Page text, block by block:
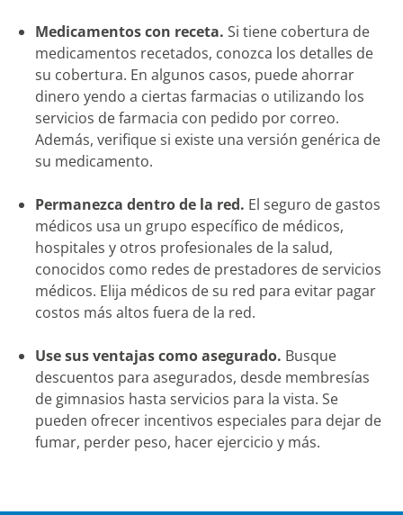
Medicamentos con receta. Si tiene cobertura de
medicamentos recetados, conozca los detalles de
su cobertura. En algunos casos, puede ahorrar
dinero yendo a ciertas farmacias o utilizando los
servicios de farmacia con pedido por correo.
Además, verifique si existe una versión genérica de
su medicamento.
Permanezca dentro de la red. El seguro de gastos
médicos usa un grupo específico de médicos,
hospitales y otros profesionales de la salud,
conocidos como redes de prestadores de servicios
médicos. Elija médicos de su red para evitar pagar
costos más altos fuera de la red.
Use sus ventajas como asegurado. Busque
descuentos para asegurados, desde membresías
de gimnasios hasta servicios para la vista. Se
pueden ofrecer incentivos especiales para dejar de
fumar, perder peso, hacer ejercicio y más.